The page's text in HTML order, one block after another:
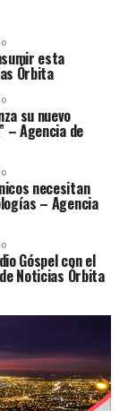
esta
Órbita
su nuevo
– Agencia de
necesitan
– Agencia
Góspel con el
Noticias Órbita